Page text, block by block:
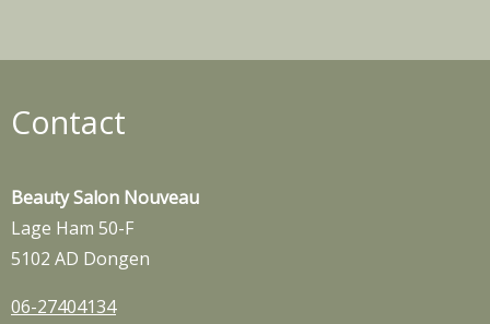
Contact
Beauty Salon Nouveau
Lage Ham 50-F
5102 AD Dongen
06-27404134